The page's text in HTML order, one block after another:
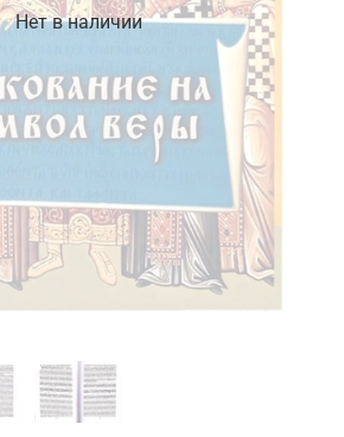
Нет в наличии